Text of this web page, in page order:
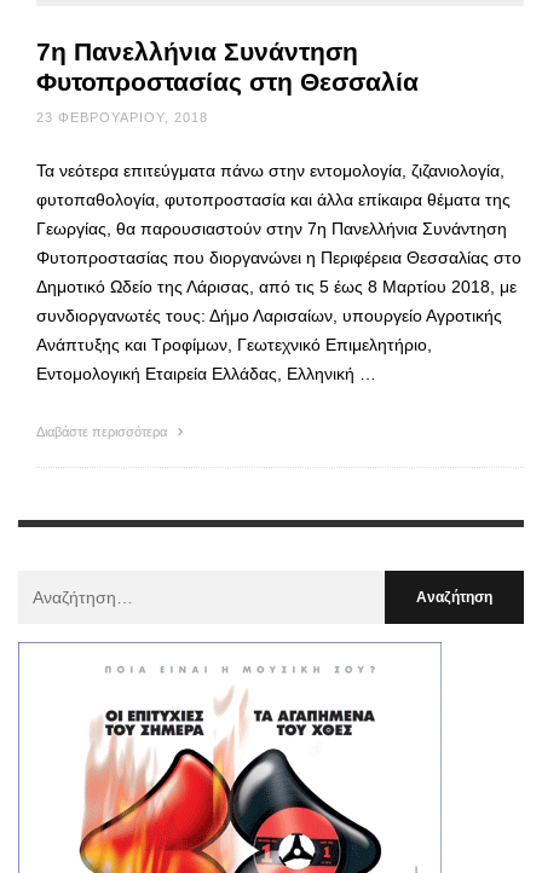
7η Πανελλήνια Συνάντηση
Φυτοπροστασίας στη Θεσσαλία
23 ΦΕΒΡΟΥΑΡΊΟΥ, 2018
Τα νεότερα επιτεύγματα πάνω στην εντομολογία, ζιζανιολογία,
φυτοπαθολογία, φυτοπροστασία και άλλα επίκαιρα θέματα της
Γεωργίας, θα παρουσιαστούν στην 7η Πανελλήνια Συνάντηση
Φυτοπροστασίας που διοργανώνει η Περιφέρεια Θεσσαλίας στο
Δημοτικό Ωδείο της Λάρισας, από τις 5 έως 8 Μαρτίου 2018, με
συνδιοργανωτές τους: Δήμο Λαρισαίων, υπουργείο Αγροτικής
Ανάπτυξης και Τροφίμων, Γεωτεχνικό Επιμελητήριο,
Εντομολογική Εταιρεία Ελλάδας, Ελληνική …
Διαβάστε περισσότερα
: